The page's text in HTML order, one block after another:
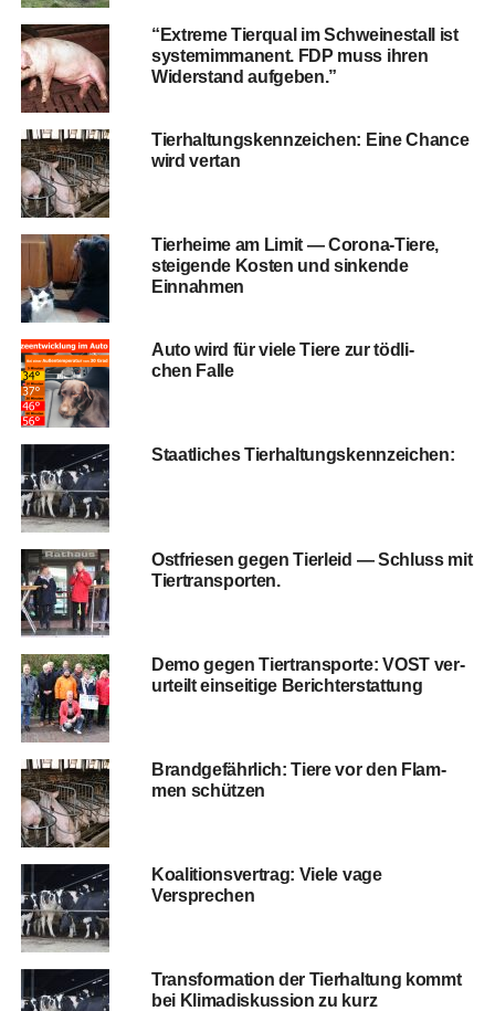
“Extre­me Tier­qual im Schwei­ne­stall ist
sys­tem­im­ma­nent. FDP muss ihren
Wider­stand aufgeben.”
Tier­hal­tungs­kenn­zei­chen: Eine Chan­ce
wird vertan
Tier­hei­me am Limit — Coro­na-Tie­re,
stei­gen­de Kos­ten und sin­ken­de
Einnahmen
Auto wird für vie­le Tie­re zur töd­li­
chen Falle
Staat­li­ches Tierhaltungskennzeichen:
Ost­frie­sen gegen Tier­leid — Schluss mit
Tiertransporten.
Demo gegen Tier­trans­por­te: VOST ver­
ur­teilt ein­sei­ti­ge Berichterstattung
Brand­ge­fähr­lich: Tie­re vor den Flam­
men schützen
Koali­ti­ons­ver­trag: Vie­le vage
Versprechen
Trans­for­ma­ti­on der Tier­hal­tung kommt
bei Kli­ma­dis­kus­si­on zu kurz